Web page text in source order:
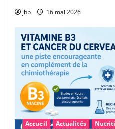
jhb 16 mai 2026
Accueil Actualités